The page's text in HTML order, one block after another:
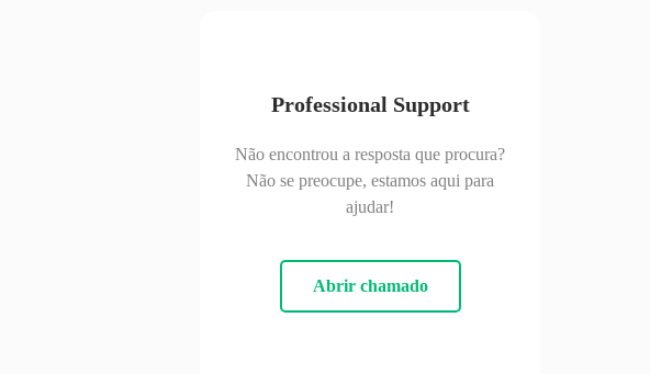
Professional Support
Não encontrou a resposta que procura?
Não se preocupe, estamos aqui para
ajudar!
Abrir chamado